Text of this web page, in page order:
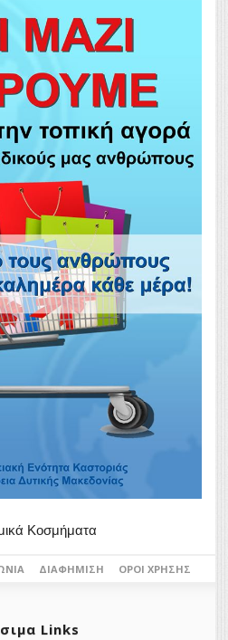
Κοσμήματα
ΔΙΑΦΉΜΙΣΗ ΌΡΟΙ ΧΡΉΣΗΣ
Links